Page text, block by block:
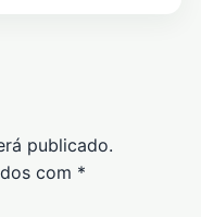
publicado.
com *